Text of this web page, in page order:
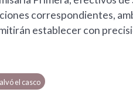
correspondientes,
establecer con
el casco